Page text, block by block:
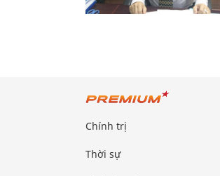
Chính trị
Thời sự